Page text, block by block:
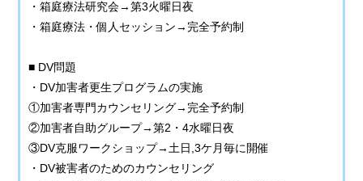
・箱庭療法研究会→第3火曜日夜
・箱庭療法・個人セッション→完全予約制
■ DV問題
・DV加害者更生プログラムの実施
①加害者専門カウンセリング→完全予約制
②加害者自助グループ→第2・4水曜日夜
③DV克服ワークショップ→土日,3ケ月毎に開催
・DV被害者のためのカウンセリング